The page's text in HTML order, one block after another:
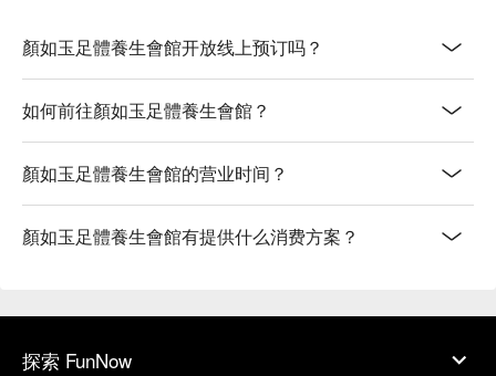
顏如玉足體養生會館开放线上预订吗？
如何前往顏如玉足體養生會館？
顏如玉足體養生會館的营业时间？
顏如玉足體養生會館有提供什么消费方案？
探索 FunNow